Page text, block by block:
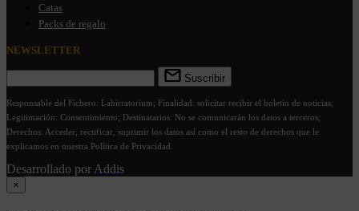
Catas
Packs de regalo
NEWSLETTER
Suscribir
Responsable del Fichero: Labirratorium; Finalidad: solicitar recibir el boletín de noticias;
Legitimación: Consentimiento; Destinatarios: No se comunicarán los datos a terceros;
Derechos: Acceder, rectificar, suprimir los datos así como el resto de derechos que le
explicamos en nuestra Política de Privacidad.
Desarrollado por Addis
×